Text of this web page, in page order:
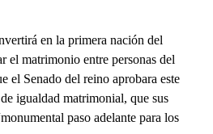
en la primera nación del
el matrimonio entre personas del
el Senado del reino aprobara este
igualdad matrimonial, que sus
paso adelante para los